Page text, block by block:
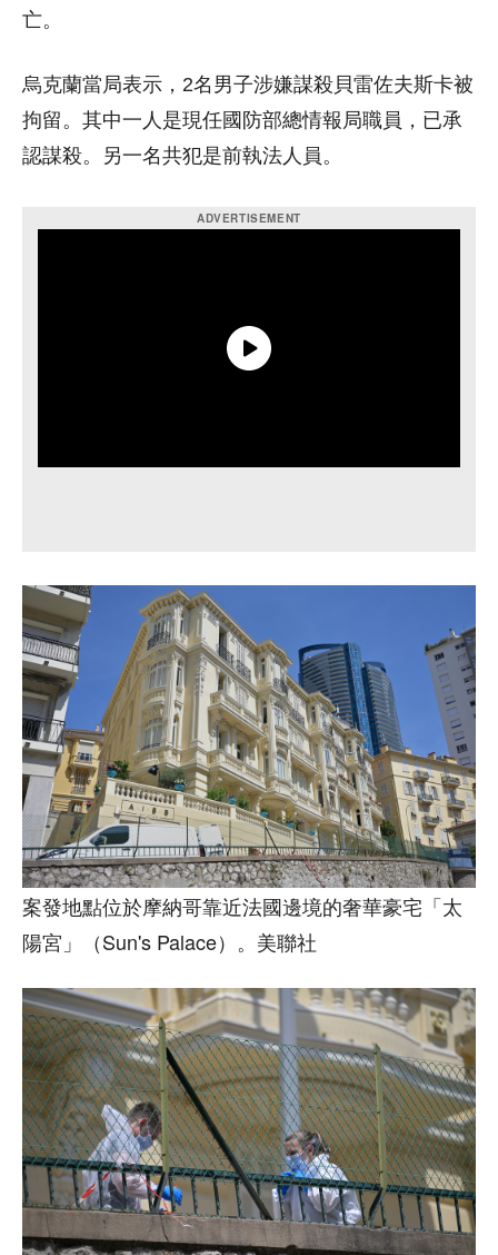
亡。
烏克蘭當局表示，2名男子涉嫌謀殺貝雷佐夫斯卡被
拘留。其中一人是現任國防部總情報局職員，已承
認謀殺。另一名共犯是前執法人員。
案發地點位於摩納哥靠近法國邊境的奢華豪宅「太
陽宮」（Sun's Palace）。美聯社